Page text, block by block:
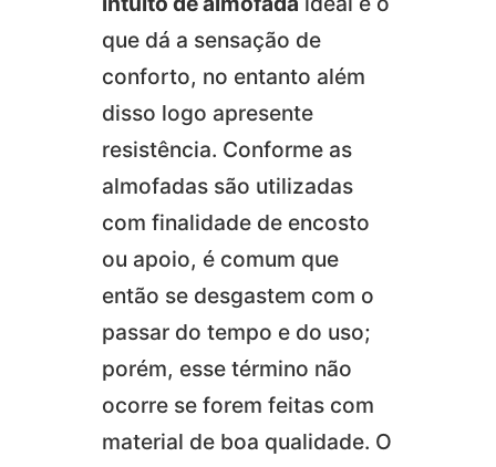
que dá a sensação de
conforto, no entanto além
disso logo apresente
resistência. Conforme as
almofadas são utilizadas
com finalidade de encosto
ou apoio, é comum que
então se desgastem com o
passar do tempo e do uso;
porém, esse término não
ocorre se forem feitas com
material de boa qualidade. O